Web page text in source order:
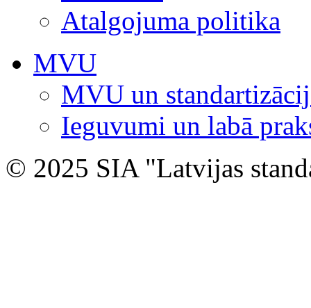
Atalgojuma politika
MVU
MVU un
Ieguvumi un labā
© 2025 SIA "Latvijas